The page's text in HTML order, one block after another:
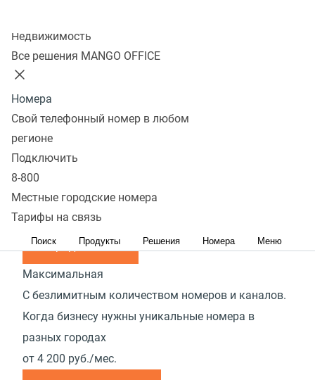
Недвижимость
Все решения MANGO OFFICE
Номера
Свой телефонный номер в любом
регионе
Подключить
8-800
Местные городские номера
Тарифы на связь
Поиск Продукты Решения Номера Меню
обработки обращений вы не упустите ни одного
клиента
от
Продолжить
Рекомендуем
Расширенная
Когда нужно распределять звонки по группам
сотрудников и по типам обращений
от3 000 руб./мес.
Продолжить
Максимальная
С безлимитным количеством номеров и каналов.
Когда бизнесу нужны уникальные номера в
разных городах
от 4 200 руб./мес.